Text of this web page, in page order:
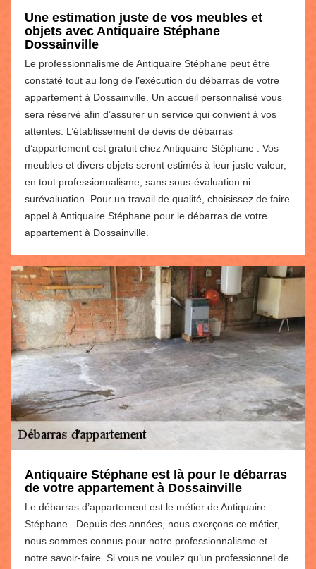
Une estimation juste de vos meubles et
objets avec Antiquaire Stéphane
Dossainville
Le professionnalisme de Antiquaire Stéphane peut être
constaté tout au long de l’exécution du débarras de votre
appartement à Dossainville. Un accueil personnalisé vous
sera réservé afin d’assurer un service qui convient à vos
attentes. L’établissement de devis de débarras
d’appartement est gratuit chez Antiquaire Stéphane . Vos
meubles et divers objets seront estimés à leur juste valeur,
en tout professionnalisme, sans sous-évaluation ni
surévaluation. Pour un travail de qualité, choisissez de faire
appel à Antiquaire Stéphane pour le débarras de votre
appartement à Dossainville.
Antiquaire Stéphane est là pour le débarras
de votre appartement à Dossainville
Le débarras d’appartement est le métier de Antiquaire
Stéphane . Depuis des années, nous exerçons ce métier,
nous sommes connus pour notre professionnalisme et
notre savoir-faire. Si vous ne voulez qu’un professionnel de